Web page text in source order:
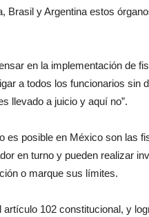
Brasil y Argentina estos
en la implementación de
a todos los funcionarios sin
llevado a juicio y aquí no”.
es posible en México son las
en turno y pueden realizar
o marque sus límites.
102 constitucional, y